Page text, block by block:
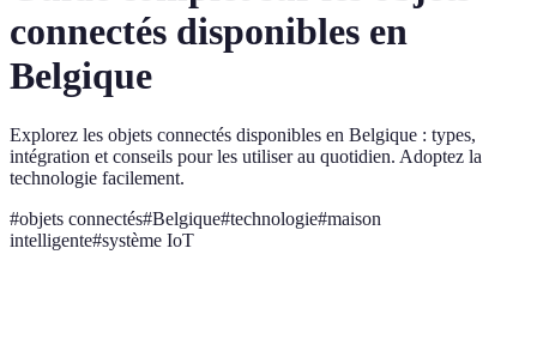
connectés disponibles en
Belgique
Explorez les objets connectés disponibles en Belgique : types,
intégration et conseils pour les utiliser au quotidien. Adoptez la
technologie facilement.
#objets connectés#Belgique#technologie#maison
intelligente#système IoT